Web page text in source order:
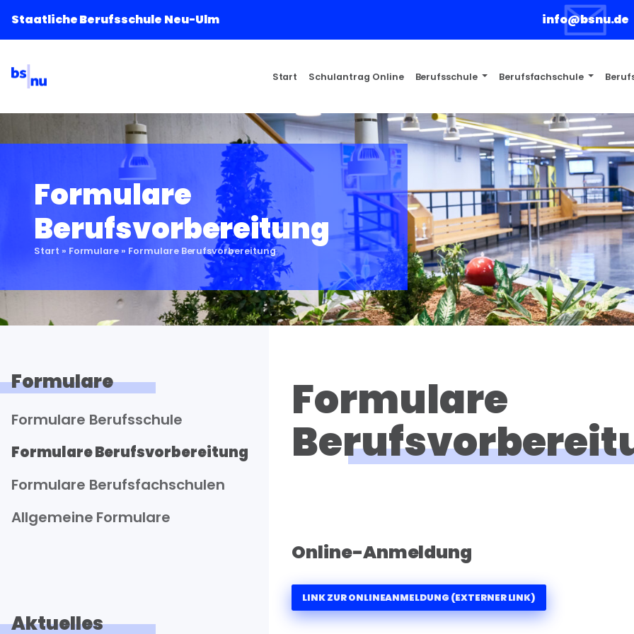
Staatliche Berufsschule Neu-Ulm info@bsnu.de
Start Schulantrag Online Berufsschule Berufsfachschule
Formulare
Berufsvorbereitung
Start » Formulare » Formulare Berufsvorbereitung
Formulare
Online-Anmeldung
LINK ZUR ONLINEANMELDUNG (EXTERNER LINK)
Formulare
Formulare Berufsschule
Formulare Berufsvorbereitung
Formulare Berufsfachschulen
Allgemeine Formulare
Aktuelles